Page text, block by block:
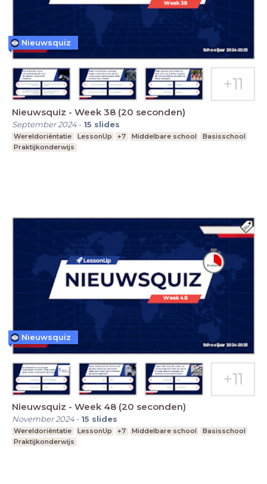
Nieuwsquiz - Week 38 (20 seconden)
September 2024- 15 slides
Wereldoriëntatie LessonUp +7 Middelbare school
Basisschool
Praktijkonderwijs
Nieuwsquiz
Nieuwsquiz - Week 48 (20 seconden)
November 2024- 15 slides
Wereldoriëntatie LessonUp +7 Middelbare school
Basisschool
Praktijkonderwijs
Nieuwsquiz